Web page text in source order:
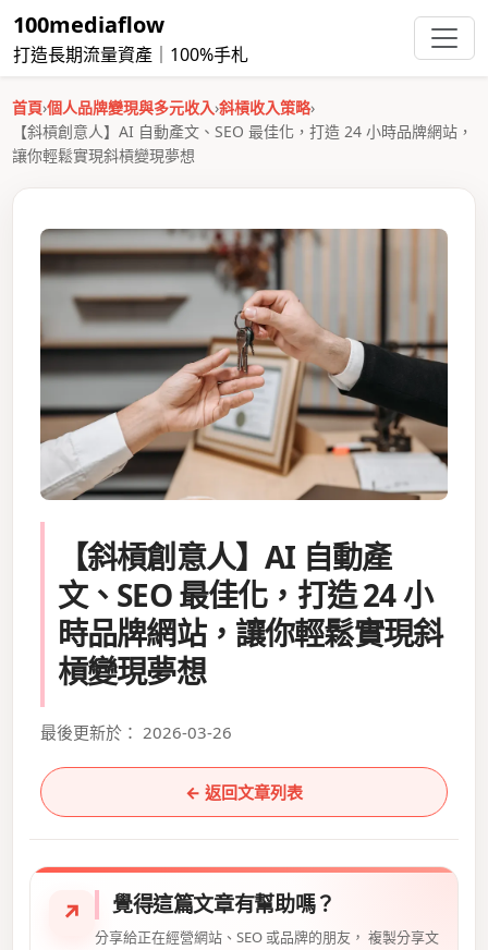
100mediaflow
打造長期流量資產｜100%手札
首頁›個人品牌變現與多元收入›斜槓收入策略›
【斜槓創意人】AI 自動產文、SEO 最佳化，打造 24 小時品牌網站，
讓你輕鬆實現斜槓變現夢想
【斜槓創意人】AI 自動產
文、SEO 最佳化，打造 24 小
時品牌網站，讓你輕鬆實現斜
槓變現夢想
最後更新於： 2026-03-26
← 返回文章列表
↗ 覺得這篇文章有幫助嗎？
分享給正在經營網站、SEO 或品牌的朋友， 複製分享文